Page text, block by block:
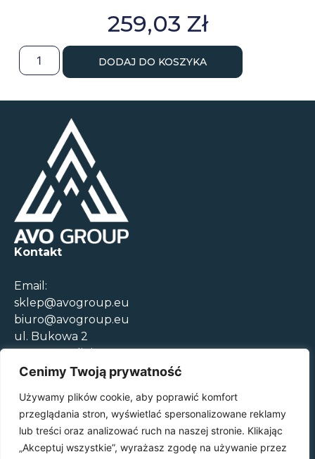
Cenimy Twoją prywatność
Używamy plików cookie, aby poprawić komfort
przeglądania stron, wyświetlać spersonalizowane reklamy
lub treści oraz analizować ruch na naszej stronie. Klikając
„Akceptuj wszystkie”, wyrażasz zgodę na używanie przez
259,03 Zł
DODAJ DO KOSZYKA
Kontakt
Email:
sklep@avogroup.eu
biuro@avogroup.eu
ul. Bukowa 2
05-850 Szeligi
+48 22 308 00 52
Godziny otwarcia
Pon.-Czw. 08:30-17:00
Pt. 09:00-15:00